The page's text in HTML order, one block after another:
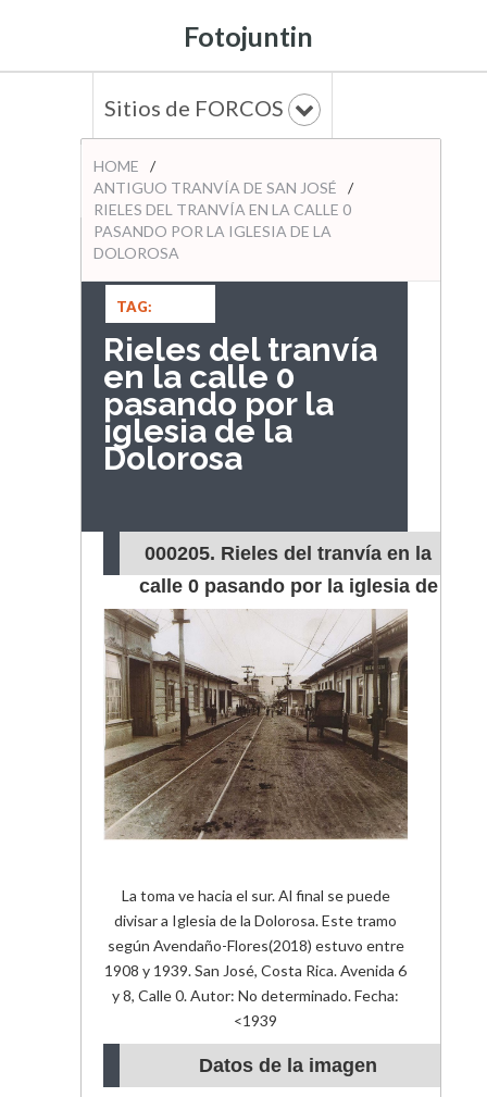
Fotojuntin
Sitios de FORCOS
HOME
/
ANTIGUO TRANVÍA DE SAN JOSÉ
/
RIELES DEL TRANVÍA EN LA CALLE 0
PASANDO POR LA IGLESIA DE LA
DOLOROSA
TAG:
ANTIGUO
TRANVÍA DE
SAN JOSÉ
Rieles del tranvía
en la calle 0
pasando por la
iglesia de la
Dolorosa
000205. Rieles del tranvía en la
calle 0 pasando por la iglesia de
la Dolorosa
La toma ve hacia el sur. Al final se puede
divisar a Iglesia de la Dolorosa. Este tramo
según Avendaño-Flores(2018) estuvo entre
1908 y 1939. San José, Costa Rica. Avenida 6
y 8, Calle 0. Autor: No determinado. Fecha:
<1939
Datos de la imagen